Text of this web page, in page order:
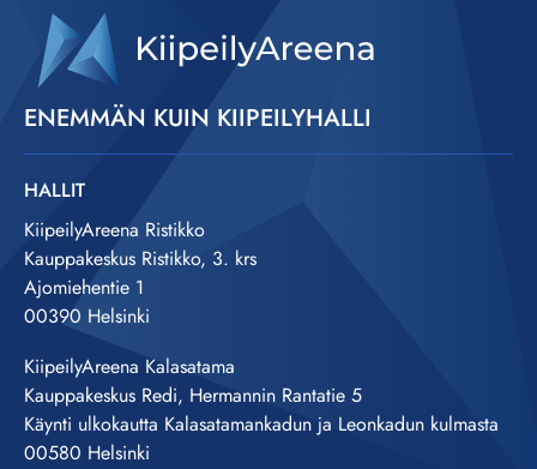
ENEMMÄN KUIN KIIPEILYHALLI
HALLIT
KiipeilyAreena Ristikko
Kauppakeskus Ristikko, 3. krs
Ajomiehentie 1
00390 Helsinki
KiipeilyAreena Kalasatama
Kauppakeskus Redi, Hermannin Rantatie 5
Käynti ulkokautta Kalasatamankadun ja Leonkadun kulmasta
00580 Helsinki